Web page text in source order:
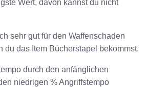
Wert, davon kannst du nicht
sehr gut für den Waffenschaden
du das Item Bücherstapel bekommst.
durch den anfänglichen
niedrigen % Angriffstempo